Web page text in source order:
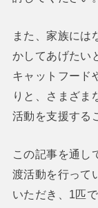
また、家族には
かしてあげたい
キャットフード
りと、さまざま
活動を支援する
この記事を通し
渡活動を行って
いただき、1匹